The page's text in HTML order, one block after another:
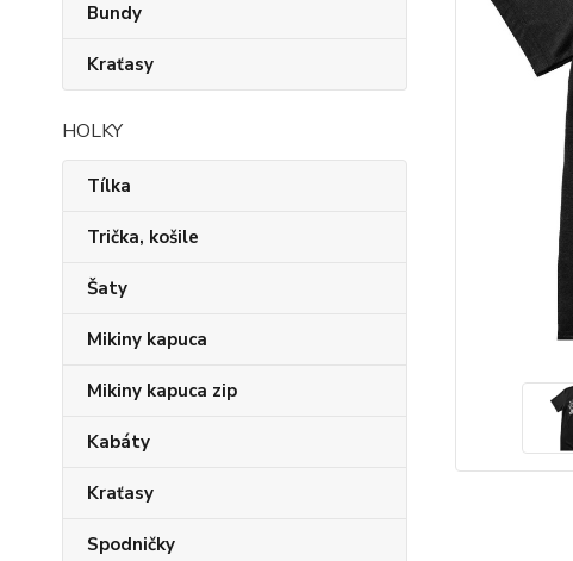
Bundy
Kraťasy
HOLKY
Tílka
Trička, košile
Šaty
Mikiny kapuca
Mikiny kapuca zip
Kabáty
Kraťasy
Spodničky